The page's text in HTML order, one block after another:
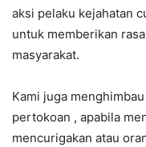
aksi pelaku kejahatan
untuk memberikan
masyarakat.
Kami juga
pertokoan , apabila
mencurigakan atau